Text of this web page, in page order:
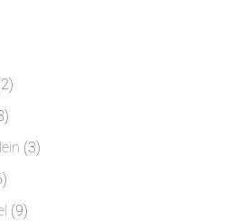
22
8
Produkte
33
6
Produkte
99